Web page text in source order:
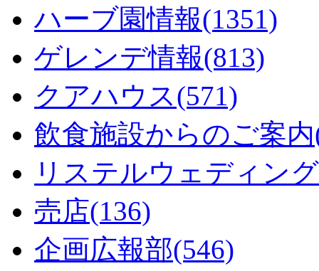
ハーブ園情報(1351)
ゲレンデ情報(813)
クアハウス(571)
飲食施設からのご案内
リステルウェディン
売店(136)
企画広報部(546)